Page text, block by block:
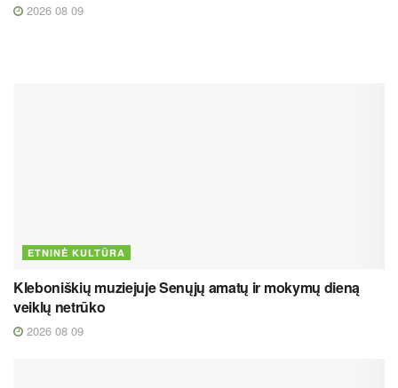
2026 08 09
ETNINĖ KULTŪRA
Kleboniškių muziejuje Senųjų amatų ir mokymų dieną
veiklų netrūko
2026 08 09